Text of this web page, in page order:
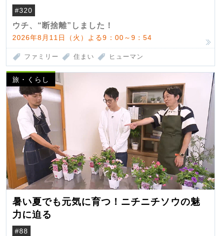
#320
ウチ、“断捨離”しました！
2026年8月11日（火）よる9：00～9：54
ファミリー 住まい ヒューマン
旅・くらし
暑い夏でも元気に育つ！ニチニチソウの魅
力に迫る
#88